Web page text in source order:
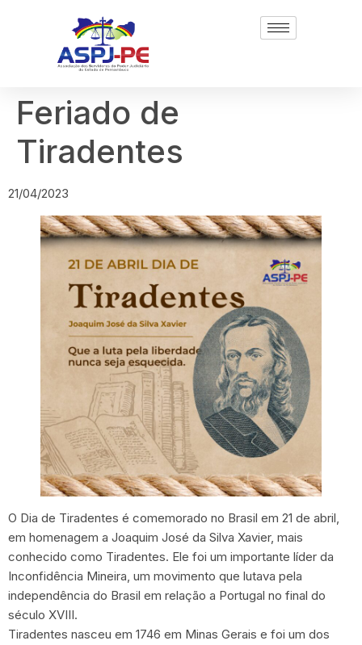
Feriado de
Tiradentes
21/04/2023
O Dia de Tiradentes é comemorado no Brasil em 21 de abril,
em homenagem a Joaquim José da Silva Xavier, mais
conhecido como Tiradentes. Ele foi um importante líder da
Inconfidência Mineira, um movimento que lutava pela
independência do Brasil em relação a Portugal no final do
século XVIII.
Tiradentes nasceu em 1746 em Minas Gerais e foi um dos